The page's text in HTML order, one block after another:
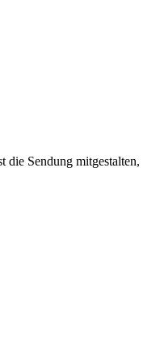
die Sendung mitgestalten,